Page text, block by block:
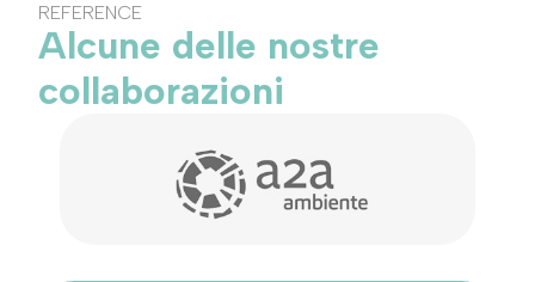
REFERENCE
Alcune delle nostre
collaborazioni